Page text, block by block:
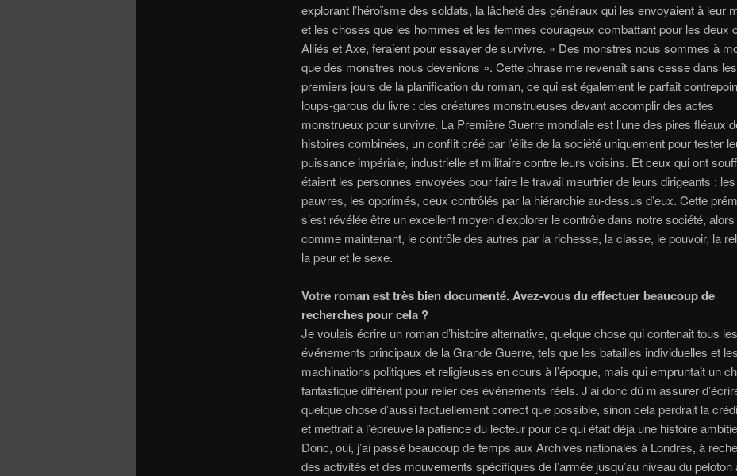
explorant l’héroïsme des soldats, la lâcheté des généraux qui les envoyaient à leur
et les choses que les hommes et les femmes courageux combattant pour les deux
Alliés et Axe, feraient pour essayer de survivre. « Des monstres nous sommes à
que des monstres nous devenions ». Cette phrase me revenait sans cesse dans les
premiers jours de la planification du roman, ce qui est également le parfait
loups-garous du livre : des créatures monstrueuses devant accomplir des actes
monstrueux pour survivre. La Première Guerre mondiale est l’une des pires fléaux
histoires combinées, un conflit créé par l’élite de la société uniquement pour tester
puissance impériale, industrielle et militaire contre leurs voisins. Et ceux qui ont
étaient les personnes envoyées pour faire le travail meurtrier de leurs dirigeants : les
pauvres, les opprimés, ceux contrôlés par la hiérarchie au-dessus d’eux. Cette
s’est révélée être un excellent moyen d’explorer le contrôle dans notre société, alors
comme maintenant, le contrôle des autres par la richesse, la classe, le pouvoir, la
la peur et le sexe.
Votre roman est très bien documenté. Avez-vous du effectuer beaucoup de
recherches pour cela ?
Je voulais écrire un roman d’histoire alternative, quelque chose qui contenait tous les
événements principaux de la Grande Guerre, tels que les batailles individuelles et les
machinations politiques et religieuses en cours à l’époque, mais qui empruntait un
fantastique différent pour relier ces événements réels. J’ai donc dû m’assurer
quelque chose d’aussi factuellement correct que possible, sinon cela perdrait la
et mettrait à l’épreuve la patience du lecteur pour ce qui était déjà une histoire
Donc, oui, j’ai passé beaucoup de temps aux Archives nationales à Londres, à
des activités et des mouvements spécifiques de l’armée jusqu’au niveau du peloton